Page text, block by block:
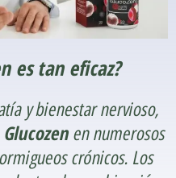
es tan eficaz?
y bienestar nervioso,
Glucozenen numerosos
crónicos. Los